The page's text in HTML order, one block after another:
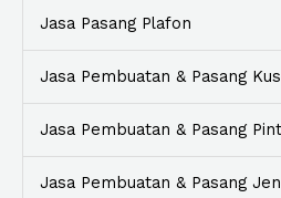
Jasa Pasang Plafon
Jasa Pembuatan & Pasang
Jasa Pembuatan & Pasang
Jasa Pembuatan & Pasang